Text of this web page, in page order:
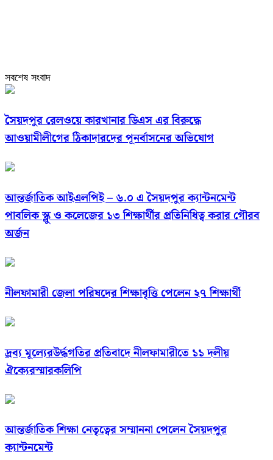
সবশেষ সংবাদ
সৈয়দপুর রেলওয়ে কারখানার ডিএস এর বিরুদ্ধে
আওয়ামীলীগের ঠিকাদারদের পূনর্বাসনের অভিযোগ
আন্তর্জাতিক আইএলপিই – ৬.০ এ সৈয়দপুর ক্যান্টনমেন্ট
পাবলিক স্ক্লু ও কলেজের ১৩ শিক্ষার্থীর প্রতিনিধিত্ব করার গৌরব
অর্জন
নীলফামারী জেলা পরিষদের শিক্ষাবৃত্তি পেলেন ২৭ শিক্ষার্থী
দ্রব্য মূল্যেরউর্দ্ধগতির প্রতিবাদে নীলফামারীতে ১১ দলীয়
ঐক্যেরস্মারকলিপি
আন্তর্জাতিক শিক্ষা নেতৃত্বের সম্মাননা পেলেন সৈয়দপুর
ক্যান্টনমেন্ট